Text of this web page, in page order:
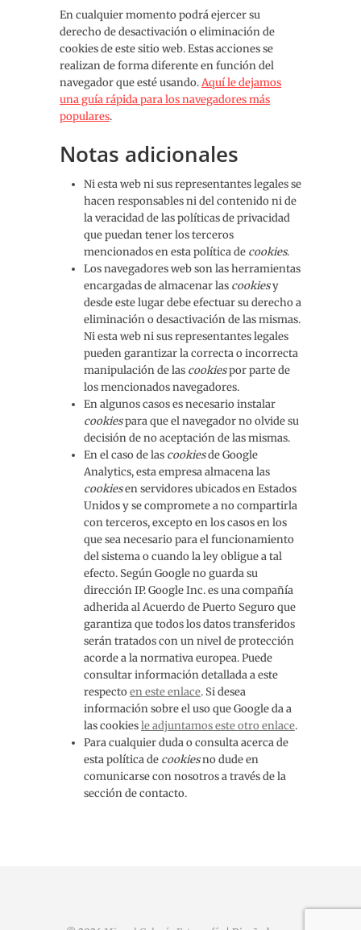
En cualquier momento podrá ejercer su
derecho de desactivación o eliminación de
cookies de este sitio web. Estas acciones se
realizan de forma diferente en función del
navegador que esté usando.Aquí le dejamos
una guía rápida para los navegadores más
populares.
Notas adicionales
Ni esta web ni sus representantes legales se
hacen responsables ni del contenido ni de
la veracidad de las políticas de privacidad
que puedan tener los terceros
mencionados en esta política de cookies.
Los navegadores web son las herramientas
encargadas de almacenar las cookiesy
desde este lugar debe efectuar su derecho a
eliminación o desactivación de las mismas.
Ni esta web ni sus representantes legales
pueden garantizar la correcta o incorrecta
manipulación de las cookiespor parte de
los mencionados navegadores.
En algunos casos es necesario instalar
cookiespara que el navegador no olvide su
decisión de no aceptación de las mismas.
En el caso de las cookiesde Google
Analytics, esta empresa almacena las
cookiesen servidores ubicados en Estados
Unidos y se compromete a no compartirla
con terceros, excepto en los casos en los
que sea necesario para el funcionamiento
del sistema o cuando la ley obligue a tal
efecto. Según Google no guarda su
dirección IP. Google Inc. es una compañía
adherida al Acuerdo de Puerto Seguro que
garantiza que todos los datos transferidos
serán tratados con un nivel de protección
acorde a la normativa europea. Puede
consultar información detallada a este
respectoen este enlace. Si desea
información sobre el uso que Google da a
las cookiesle adjuntamos este otro enlace.
Para cualquier duda o consulta acerca de
esta política de cookiesno dude en
comunicarse con nosotros a través de la
sección de contacto.